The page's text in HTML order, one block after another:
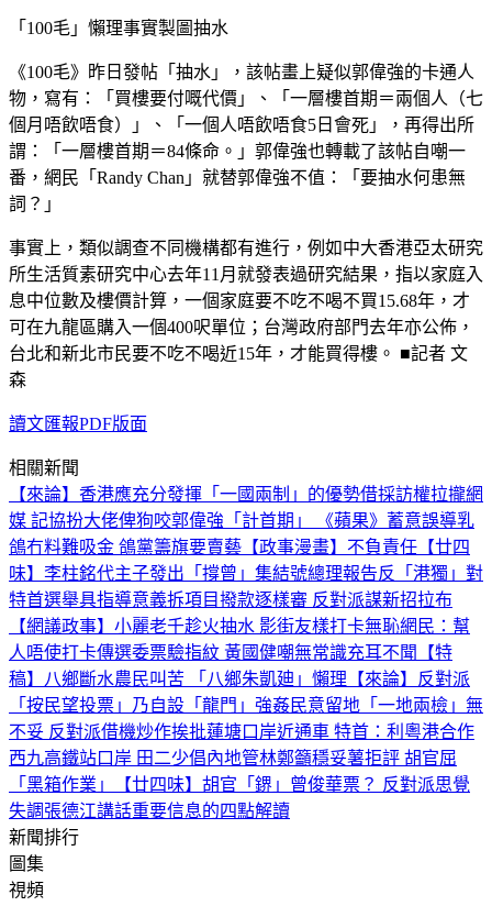
「100毛」懶理事實製圖抽水
《100毛》昨日發帖「抽水」，該帖畫上疑似郭偉強的卡通人
物，寫有：「買樓要付嘅代價」、「一層樓首期＝兩個人（七
個月唔飲唔食）」、「一個人唔飲唔食5日會死」，再得出所
謂：「一層樓首期＝84條命。」郭偉強也轉載了該帖自嘲一
番，網民「Randy Chan」就替郭偉強不值：「要抽水何患無
詞？」
事實上，類似調查不同機構都有進行，例如中大香港亞太研究
所生活質素研究中心去年11月就發表過研究結果，指以家庭入
息中位數及樓價計算，一個家庭要不吃不喝不買15.68年，才
可在九龍區購入一個400呎單位；台灣政府部門去年亦公佈，
台北和新北市民要不吃不喝近15年，才能買得樓。 ■記者 文
森
讀文匯報PDF版面
相關新聞
【來論】香港應充分發揮「一國兩制」的優勢借採訪權拉攏網
媒 記協扮大佬俾狗咬郭偉強「計首期」 《蘋果》蓄意誤導乳
鴿冇料難吸金 鴿黨籌旗要賣藝 【政事漫畫】不負責任 【廿四
味】李柱銘代主子發出「撐曾」集結號總理報告反「港獨」對
特首選舉具指導意義拆項目撥款逐樣審 反對派謀新招拉布
【網議政事】小麗老千趁火抽水 影街友樣打卡無恥網民：幫
人唔使打卡傳選委票驗指紋 黃國健嘲無常識充耳不聞
【特
稿】八鄉斷水農民叫苦 「八鄉朱凱廸」懶理 【來論】反對派
「按民望投票」乃自設「龍門」強姦民意留地「一地兩檢」無
不妥 反對派借機炒作挨批蓮塘口岸近通車 特首：利粵港合作
西九高鐵站口岸 田二少倡內地管林鄭籲穩妥薯拒評 胡官屈
「黑箱作業」
【廿四味】胡官「鎅」曾俊華票？ 反對派思覺
失調張德江講話重要信息的四點解讀
新聞排行
圖集
視頻